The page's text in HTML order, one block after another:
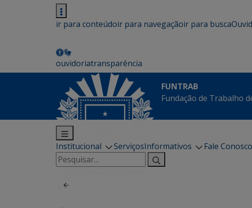
ir para conteúdoir para navegaçãoir para busca
ouvidoriatransparência
FUNTRAB
Fundação de Trabalho
Institucional ServiçosInformativos
Fale Conosco
Pesquisar
por: